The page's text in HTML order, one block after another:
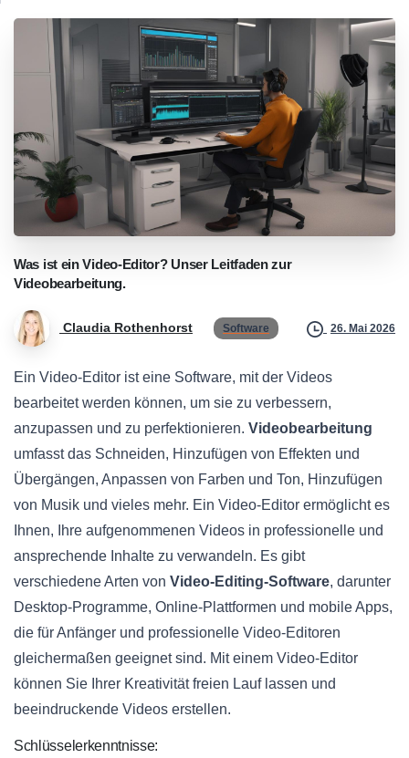
Was ist ein Video-Editor? Unser Leitfaden zur
Videobearbeitung.
Claudia Rothenhorst Software 26. Mai 2026
Ein Video-Editor ist eine Software, mit der Videos
bearbeitet werden können, um sie zu verbessern,
anzupassen und zu perfektionieren. Videobearbeitung
umfasst das Schneiden, Hinzufügen von Effekten und
Übergängen, Anpassen von Farben und Ton, Hinzufügen
von Musik und vieles mehr. Ein Video-Editor ermöglicht es
Ihnen, Ihre aufgenommenen Videos in professionelle und
ansprechende Inhalte zu verwandeln. Es gibt
verschiedene Arten von Video-Editing-Software, darunter
Desktop-Programme, Online-Plattformen und mobile Apps,
die für Anfänger und professionelle Video-Editoren
gleichermaßen geeignet sind. Mit einem Video-Editor
können Sie Ihrer Kreativität freien Lauf lassen und
beeindruckende Videos erstellen.
Schlüsselerkenntnisse: